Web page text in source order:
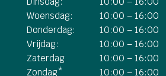
Woensdag:
10:00 – 16:00
Donderdag:
10:00 – 16:00
Vrijdag:
10:00 – 16:00
Zaterdag
10:00 – 16:00
Zondag*
10:00 – 16:00